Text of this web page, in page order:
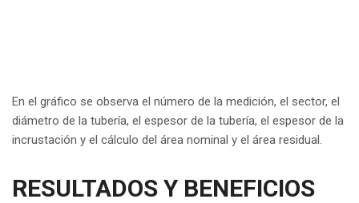
En el gráfico se observa el número de la medición, el sector, el
diámetro de la tubería, el espesor de la tubería, el espesor de la
incrustación y el cálculo del área nominal y el área residual.
RESULTADOS Y BENEFICIOS